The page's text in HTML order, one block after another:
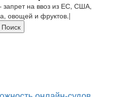
запрет на ввоз из ЕС, США,
овощей и фруктов.|